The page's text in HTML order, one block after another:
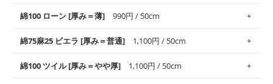
使いやすさNo.1！しなやかさと適度な張りを併せ持ち、通気性の
高さがオックス生地の特徴です。当サイトのオックス生地は、
般にお使いいただけます。
※レッスンバッグ、上履き袋などの通園通学グッズにはツイル生
柔らかくふんわりとした肌触りが特徴です。ベビー用品やハンカ
チなど直接肌に触れるアイテムに最適です。高い吸湿性・通気性
す。
綿100 ローン [厚み＝薄] 990円 / 50cm
上質で薄手の平織りの生地です。軽やかさとなめらかな手触りの
良さが魅力。透け感があるので、涼しげなトップスなどに最適で
綿75麻25 ビエラ [厚み＝普通] 1,100円 / 50cm
綿100 ツイル [厚み＝やや厚] 1,100円 / 50cm